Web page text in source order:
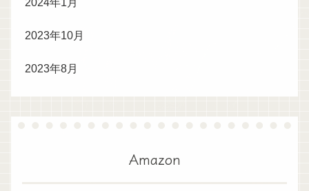
2024年1月
2023年10月
2023年8月
Amazon